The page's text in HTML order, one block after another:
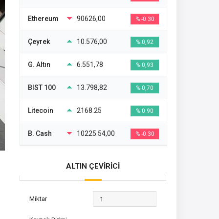
Ethereum 90626,00 % -0.30
Çeyrek 10.576,00 % 0,92
G. Altın 6.551,78 % 0,93
BIST 100 13.798,82 % 0,70
Litecoin 2168.25 % 0.90
B. Cash 10225.54,00 % -0.30
ALTIN ÇEVİRİCİ
Miktar